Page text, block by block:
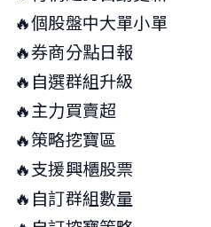
🔥個股盤中大單小單
🔥券商分點日報
🔥自選群組升級
🔥主力買賣超
🔥策略挖寶區
🔥支援興櫃股票
🔥自訂群組數量